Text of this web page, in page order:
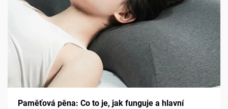
Paměťová pěna: Co to je, jak funguje a hlavní